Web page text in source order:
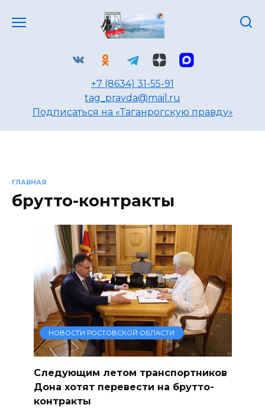
+7 (8634) 31-55-91
tag_pravda@mail.ru
Подписаться на «Таганрогскую правду»
ГЛАВНАЯ
брутто-контракты
НОВОСТИ РОСТОВСКОЙ ОБЛАСТИ
Следующим летом транспортников
Дона хотят перевести на брутто-
контракты